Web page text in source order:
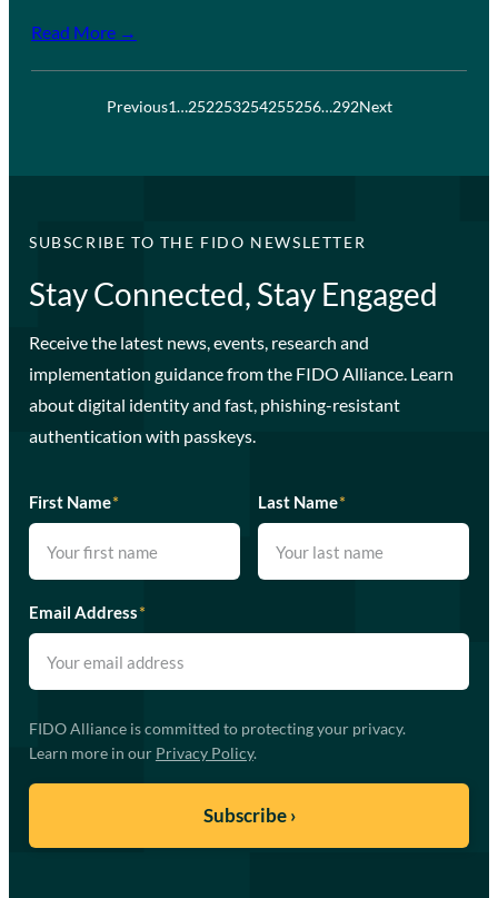
Read More →
Previous1…252253254255256…292Next
SUBSCRIBE TO THE FIDO NEWSLETTER
Stay Connected, Stay Engaged
Receive the latest news, events, research and
implementation guidance from the FIDO Alliance. Learn
about digital identity and fast, phishing-resistant
authentication with passkeys.
First Name* Last Name*
Email Address*
FIDO Alliance is committed to protecting your privacy.
Learn more in our Privacy Policy.